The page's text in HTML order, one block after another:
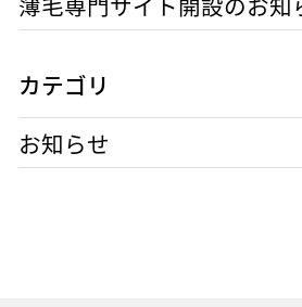
カテゴリ
お知らせ